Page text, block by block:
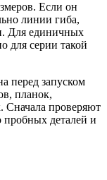
Если он
линии гиба,
Для единичных
для серии такой
перед запуском
планок,
Сначала проверяют
пробных деталей и